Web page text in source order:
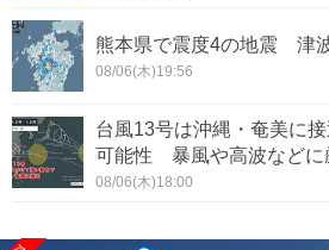
熊本県で震度4の地震 津
08/06(木)19:56
台風13号は沖縄・奄美に
可能性 暴風や高波などに
08/06(木)18:00